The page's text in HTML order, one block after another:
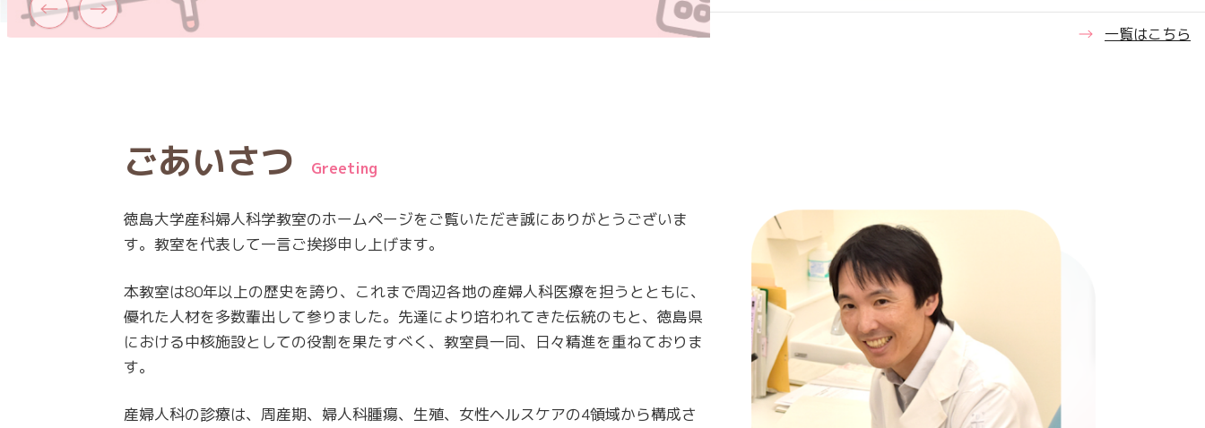
一覧はこちら
ごあいさつ Greeting
徳島大学産科婦人科学教室のホームページをご覧いただき誠にありがとうございま
す。教室を代表して一言ご挨拶申し上げます。
本教室は80年以上の歴史を誇り、これまで周辺各地の産婦人科医療を担うとともに、
優れた人材を多数輩出して参りました。先達により培われてきた伝統のもと、徳島県
における中核施設としての役割を果たすべく、教室員一同、日々精進を重ねておりま
す。
産婦人科の診療は、周産期、婦人科腫瘍、生殖、女性ヘルスケアの4領域から構成さ